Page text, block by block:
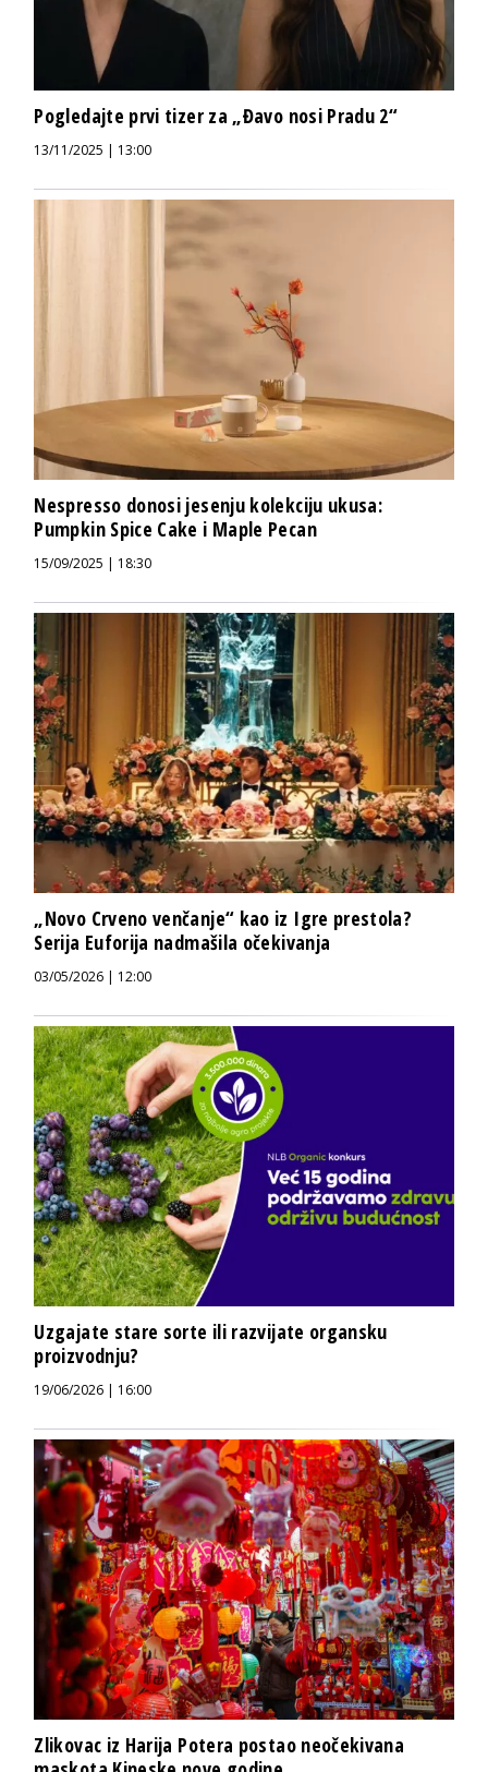
Pogledajte prvi tizer za „Đavo nosi Pradu 2“
13/11/2025 | 13:00
Nespresso donosi jesenju kolekciju ukusa:
Pumpkin Spice Cake i Maple Pecan
15/09/2025 | 18:30
„Novo Crveno venčanje“ kao iz Igre prestola?
Serija Euforija nadmašila očekivanja
03/05/2026 | 12:00
Uzgajate stare sorte ili razvijate organsku
proizvodnju?
19/06/2026 | 16:00
Zlikovac iz Harija Potera postao neočekivana